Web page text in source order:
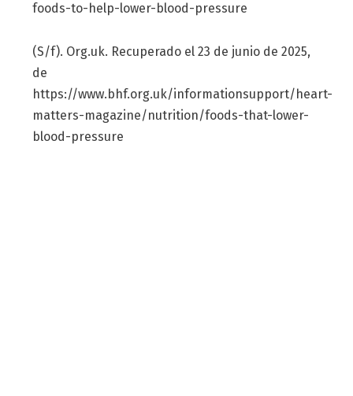
foods-to-help-lower-blood-pressure
(S/f). Org.uk. Recuperado el 23 de junio de 2025,
de
https://www.bhf.org.uk/informationsupport/heart-
matters-magazine/nutrition/foods-that-lower-
blood-pressure